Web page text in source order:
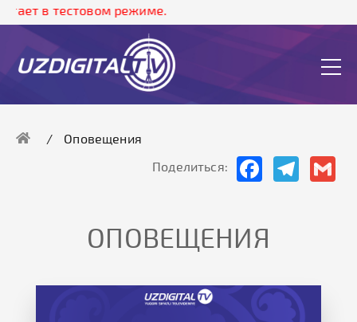
в тестовом режиме.
Оповещения
Поделиться:
FacebookTelegram
ОПОВЕЩЕНИЯ